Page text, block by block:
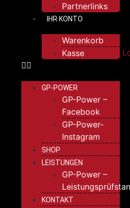
Partnerlinks
IHR KONTO
Warenkorb
Kasse
GP-POWER
GP-Power –
Facebook
GP-Power-
Instagram
SHOP
LEISTUNGEN
GP-Power –
KONTAKT